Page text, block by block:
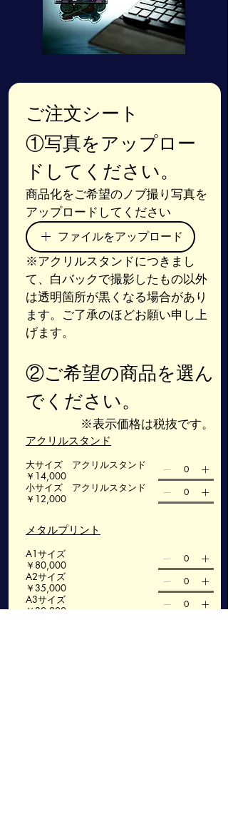
ご注文シート
①写真をアップロー
ドしてください。
商品化をご希望のノブ撮り写真を
アップロードしてください
ファイルをアップロード
※アクリルスタンドにつきまし
て、白バックで撮影したもの以外
は透明箇所が黒くなる場合があり
ます。ご了承のほどお願い申し上
げます。
②ご希望の商品を選ん
でください。
※表示価格は税抜です。
アクリルスタンド
大サイズ アクリルスタンド
￥14,000
小サイズ アクリルスタンド
￥12,000
メタルプリント
A1サイズ
￥80,000
A2サイズ
￥35,000
A3サイズ
￥30,000